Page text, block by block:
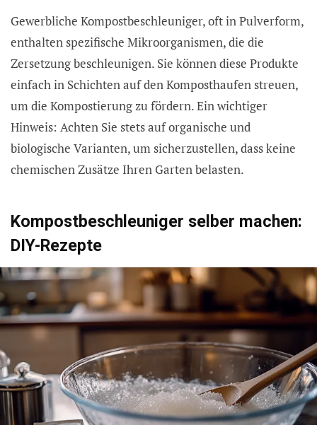
Gewerbliche Kompostbeschleuniger, oft in Pulverform,
enthalten spezifische Mikroorganismen, die die
Zersetzung beschleunigen. Sie können diese Produkte
einfach in Schichten auf den Komposthaufen streuen,
um die Kompostierung zu fördern. Ein wichtiger
Hinweis: Achten Sie stets auf organische und
biologische Varianten, um sicherzustellen, dass keine
chemischen Zusätze Ihren Garten belasten.
Kompostbeschleuniger selber machen:
DIY-Rezepte